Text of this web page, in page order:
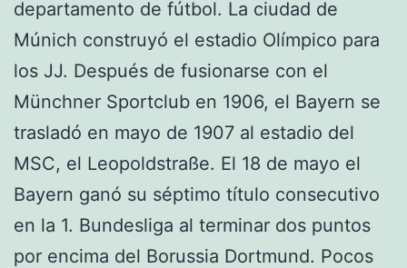
departamento de fútbol. La ciudad de
Múnich construyó el estadio Olímpico para
los JJ. Después de fusionarse con el
Münchner Sportclub en 1906, el Bayern se
trasladó en mayo de 1907 al estadio del
MSC, el Leopoldstraße. El 18 de mayo el
Bayern ganó su séptimo título consecutivo
en la 1. Bundesliga al terminar dos puntos
por encima del Borussia Dortmund. Pocos